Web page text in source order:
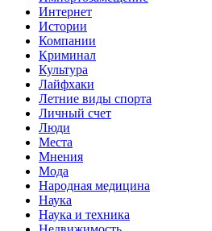
Интернет
Истории
Компании
Криминал
Культура
Лайфхаки
Летние виды спорта
Личный счет
Люди
Места
Мнения
Мода
Народная медицина
Наука
Наука и техника